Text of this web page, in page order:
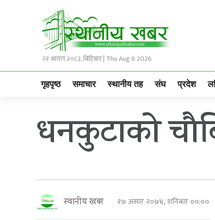
२१ श्रावण २०८३, बिहिबार | Thu Aug 6 2026
गृहपृष्ठ समाचार स्थानीय तह संघ प्रदेश
धनकुटाकाे
स्थानीय खबर १७ असार २०७४, शनिबार ००:००